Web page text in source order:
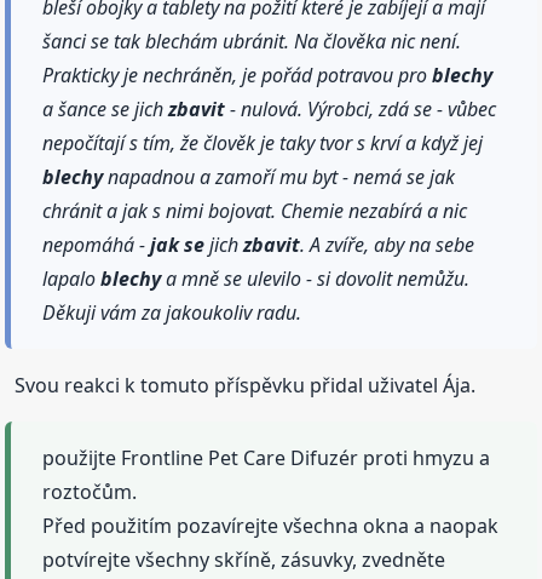
bleší obojky a tablety na požití které je zabíjejí a mají
šanci se tak blechám ubránit. Na člověka nic není.
Prakticky je nechráněn, je pořád potravou problechy
a šance se jichzbavit- nulová. Výrobci, zdá se - vůbec
nepočítají s tím, že člověk je taky tvor s krví a když jej
blechynapadnou a zamoří mu byt - nemá se jak
chránit a jak s nimi bojovat. Chemie nezabírá a nic
nepomáhá -jak sejichzbavit. A zvíře, aby na sebe
lapaloblechya mně se ulevilo - si dovolit nemůžu.
Děkuji vám za jakoukoliv radu.
Svou reakci k tomuto příspěvku přidal uživatel Ája.
použijte Frontline Pet Care Difuzér proti hmyzu a
roztočům.
Před použitím pozavírejte všechna okna a naopak
potvírejte všechny skříně, zásuvky, zvedněte